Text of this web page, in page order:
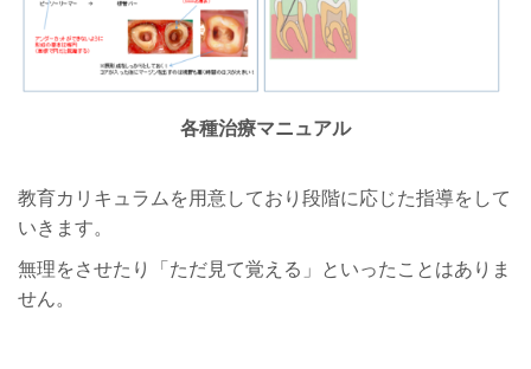
各種治療マニュアル
教育カリキュラムを用意しており段階に応じた指導をして
いきます。
無理をさせたり「ただ見て覚える」といったことはありま
せん。